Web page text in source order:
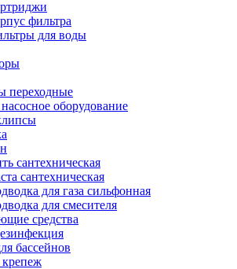
фильтра
для воды
переходные
оборудование
сантехническая
сантехническая
для газа сильфонная
для смесителя
средства
бассейнов